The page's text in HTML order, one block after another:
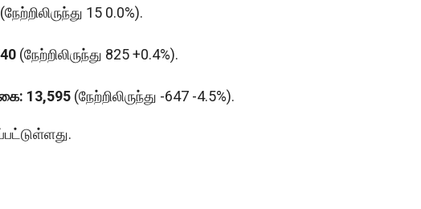
(நேற்றிலிருந்து 15 0.0%).
(நேற்றிலிருந்து 825 +0.4%).
13,595 (நேற்றிலிருந்து -647 -4.5%).